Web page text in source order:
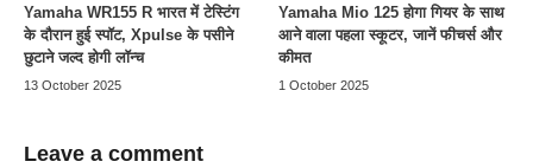
Yamaha WR155 R भारत में टेस्टिंग
के दौरान हुई स्पॉट, Xpulse के पसीने
छुटाने जल्द होगी लॉन्च
13 October 2025
Yamaha Mio 125 होगा गियर के साथ
आने वाला पहला स्कूटर, जानें फीचर्स और
कीमत
1 October 2025
Leave a comment